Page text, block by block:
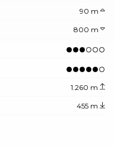
90 m
800 m
1.260 m
455 m